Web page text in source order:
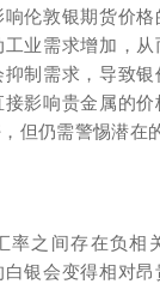
伦敦银期货价
业需求增加，
制需求，导致
影响贵金属的
但仍需警惕潜在
率之间存在负相
银会变得相对